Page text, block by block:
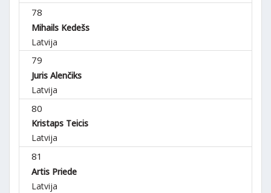
78
Mihails Kedešs
Latvija
79
Juris Alenčiks
Latvija
80
Kristaps Teicis
Latvija
81
Artis Priede
Latvija